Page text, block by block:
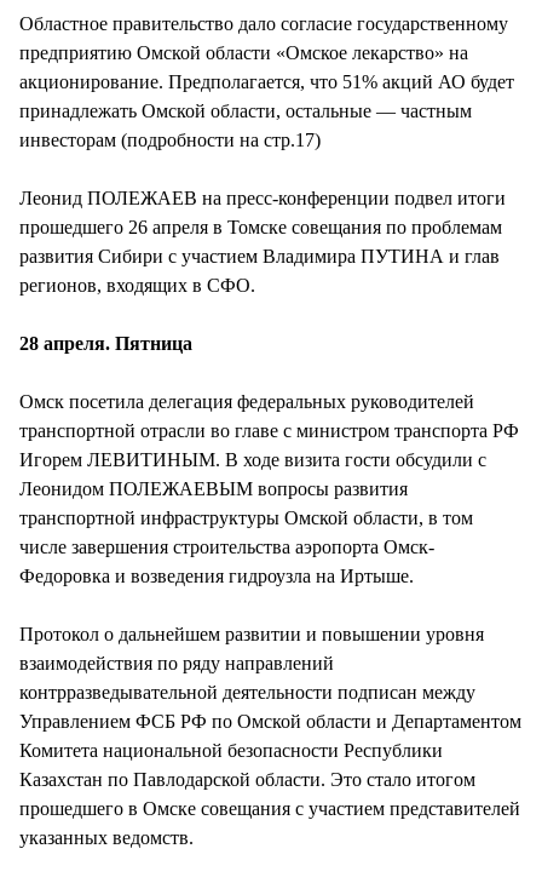
Областное правительство дало согласие государственному
предприятию Омской области «Омское лекарство» на
акционирование. Предполагается, что 51% акций АО будет
принадлежать Омской области, остальные — частным
инвесторам (подробности на стр.17)
Леонид ПОЛЕЖАЕВ на пресс-конференции подвел итоги
прошедшего 26 апреля в Томске совещания по проблемам
развития Сибири с участием Владимира ПУТИНА и глав
регионов, входящих в СФО.
28 апреля. Пятница
Омск посетила делегация федеральных руководителей
транспортной отрасли во главе с министром транспорта РФ
Игорем ЛЕВИТИНЫМ. В ходе визита гости обсудили с
Леонидом ПОЛЕЖАЕВЫМ вопросы развития
транспортной инфраструктуры Омской области, в том
числе завершения строительства аэропорта Омск-
Федоровка и возведения гидроузла на Иртыше.
Протокол о дальнейшем развитии и повышении уровня
взаимодействия по ряду направлений
контрразведывательной деятельности подписан между
Управлением ФСБ РФ по Омской области и Департаментом
Комитета национальной безопасности Республики
Казахстан по Павлодарской области. Это стало итогом
прошедшего в Омске совещания с участием представителей
указанных ведомств.